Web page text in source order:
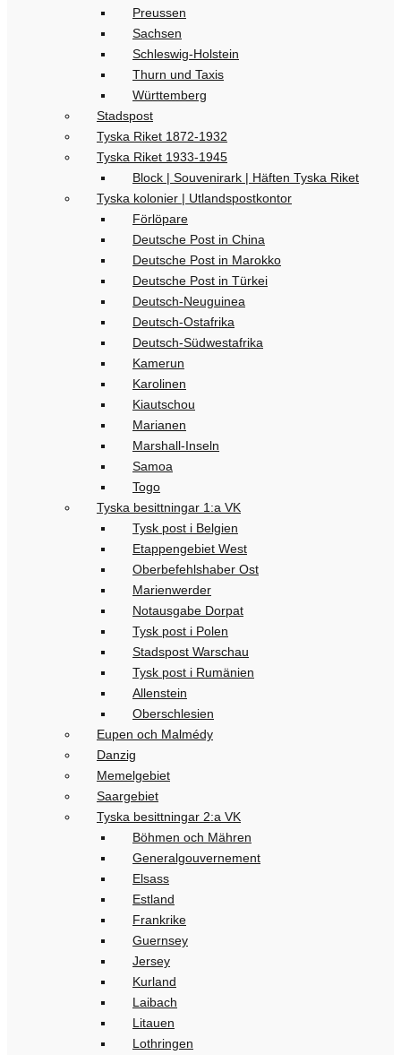
Preussen
Sachsen
Schleswig-Holstein
Thurn und Taxis
Württemberg
Stadspost
Tyska Riket 1872-1932
Tyska Riket 1933-1945
Block | Souvenirark | Häften Tyska Riket
Tyska kolonier | Utlandspostkontor
Förlöpare
Deutsche Post in China
Deutsche Post in Marokko
Deutsche Post in Türkei
Deutsch-Neuguinea
Deutsch-Ostafrika
Deutsch-Südwestafrika
Kamerun
Karolinen
Kiautschou
Marianen
Marshall-Inseln
Samoa
Togo
Tyska besittningar 1:a VK
Tysk post i Belgien
Etappengebiet West
Oberbefehlshaber Ost
Marienwerder
Notausgabe Dorpat
Tysk post i Polen
Stadspost Warschau
Tysk post i Rumänien
Allenstein
Oberschlesien
Eupen och Malmédy
Danzig
Memelgebiet
Saargebiet
Tyska besittningar 2:a VK
Böhmen och Mähren
Generalgouvernement
Elsass
Estland
Frankrike
Guernsey
Jersey
Kurland
Laibach
Litauen
Lothringen